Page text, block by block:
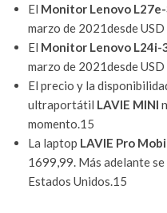
El Monitor Lenovo
marzo de 2021desde
El Monitor Lenovo L24i-
marzo de 2021desde
El precio y la
ultraportátil LAVIE MINI
momento.15
La laptop LAVIE Pro
1699,99. Más adelante
Estados Unidos.15